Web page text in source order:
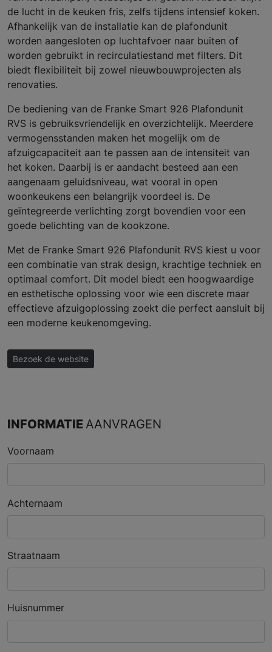
de lucht in de keuken fris, zelfs tijdens intensief koken.
Afhankelijk van de installatie kan de plafondunit
worden aangesloten op luchtafvoer naar buiten of
worden gebruikt in recirculatiestand met filters. Dit
biedt flexibiliteit bij zowel nieuwbouwprojecten als
renovaties.
De bediening van de Franke Smart 926 Plafondunit
RVS is gebruiksvriendelijk en overzichtelijk. Meerdere
vermogensstanden maken het mogelijk om de
afzuigcapaciteit aan te passen aan de intensiteit van
het koken. Daarbij is er aandacht besteed aan een
aangenaam geluidsniveau, wat vooral in open
woonkeukens een belangrijk voordeel is. De
geïntegreerde verlichting zorgt bovendien voor een
goede belichting van de kookzone.
Met de Franke Smart 926 Plafondunit RVS kiest u voor
een combinatie van strak design, krachtige techniek en
optimaal comfort. Dit model biedt een hoogwaardige
en esthetische oplossing voor wie een discrete maar
effectieve afzuigoplossing zoekt die perfect aansluit bij
een moderne keukenomgeving.
Bezoek de website
INFORMATIEAANVRAGEN
Voornaam
Achternaam
Straatnaam
Huisnummer